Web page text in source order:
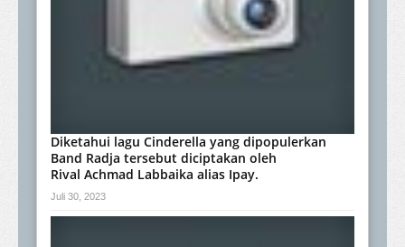
Diketahui lagu Cinderella yang dipopulerkan
Band Radja tersebut diciptakan oleh
Rival Achmad Labbaika alias Ipay.
Juli 30, 2023